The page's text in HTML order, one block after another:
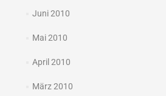
Juni 2010
Mai 2010
April 2010
März 2010